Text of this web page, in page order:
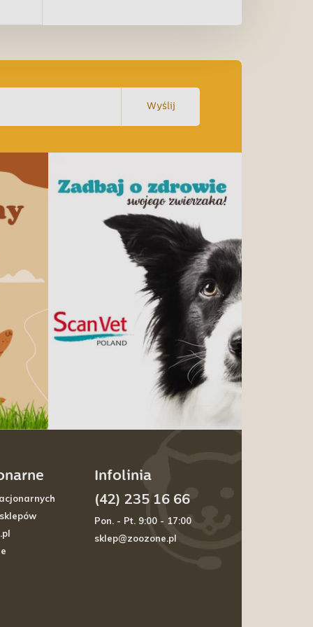
Wyślij
Infolinia
(42) 235 16 66
Pon. - Pt. 9:00 - 17:00
sklep@zoozone.pl